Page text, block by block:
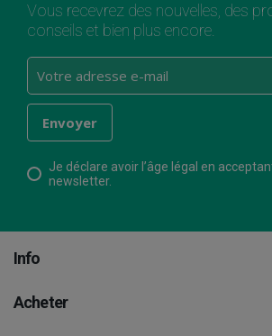
Vous recevrez des nouvelles, des
conseils et bien plus encore.
Je déclare avoir l’âge légal en
newsletter.
Info
Acheter